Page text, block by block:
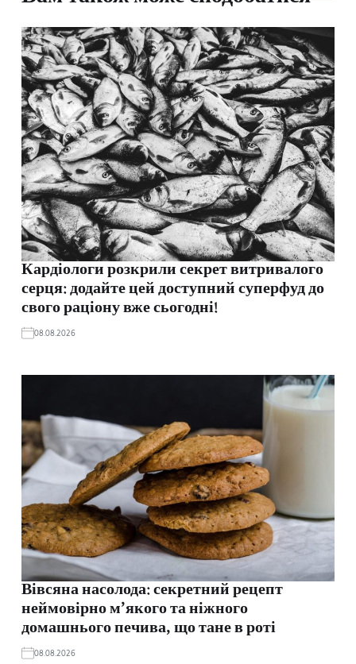
Кардіологи розкрили секрет витривалого
серця: додайте цей доступний суперфуд до
свого раціону вже сьогодні!
08.08.2026
Вівсяна насолода: секретний рецепт
неймовірно м’якого та ніжного
домашнього печива, що тане в роті
08.08.2026